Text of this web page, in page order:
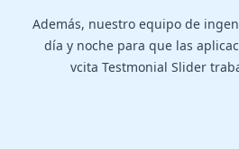
Además, nuestro equipo de
día y noche para que las
vcita Testmonial Slider